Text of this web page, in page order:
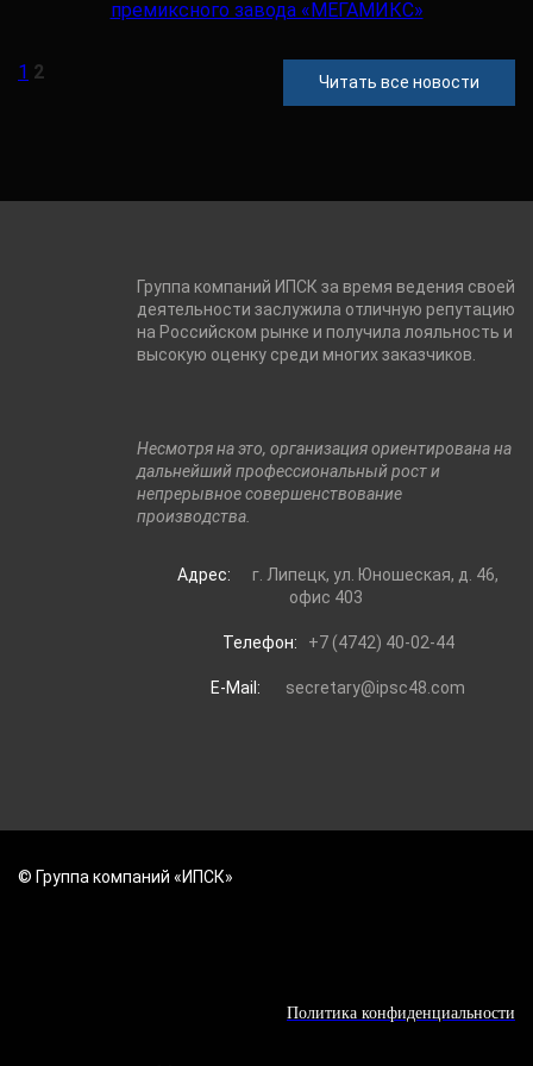
Читать все новости
1 2
Группа компаний ИПСК за время ведения своей
деятельности заслужила отличную репутацию
на Российском рынке и получила лояльность и
высокую оценку среди многих заказчиков.
Несмотря на это, организация ориентирована на
дальнейший профессиональный рост и
непрерывное совершенствование
производства.
Адрес: г. Липецк, ул. Юношеская, д. 46,
офис 403
Телефон: +7 (4742) 40-02-44
E-Mail: secretary@ipsc48.com
© Группа компаний «ИПСК»
Политика конфиденциальности